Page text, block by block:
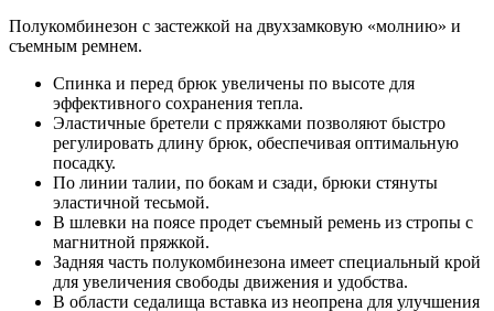
Полукомбинезон с застежкой на двухзамковую «молнию» и
съемным ремнем.
Спинка и перед брюк увеличены по высоте для
эффективного сохранения тепла.
Эластичные бретели с пряжками позволяют быстро
регулировать длину брюк, обеспечивая оптимальную
посадку.
По линии талии, по бокам и сзади, брюки стянуты
эластичной тесьмой.
В шлевки на поясе продет съемный ремень из стропы с
магнитной пряжкой.
Задняя часть полукомбинезона имеет специальный крой
для увеличения свободы движения и удобства.
В области седалища вставка из неопрена для улучшения